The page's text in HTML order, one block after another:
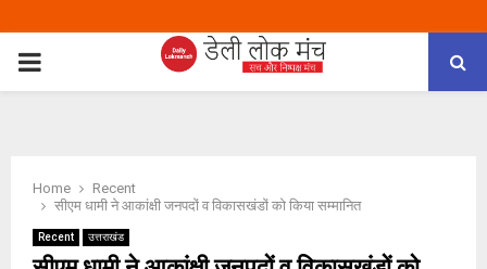
PRIMARY
Home
Recent
सीएम धामी ने आकांक्षी जनपदों व विकासखंडों को किया सम्मानित
Recent उत्तराखंड